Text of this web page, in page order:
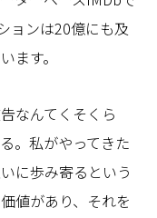
ョンは20億にも及
ます。
なんてくそくら
。私がやってきた
に歩み寄るという
値があり、それを